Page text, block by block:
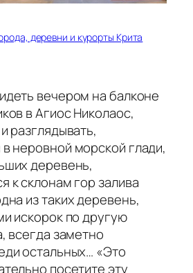
деревни и курорты Крита
вечером на балконе
в Агиос Николаос,
разглядывать,
неровной морской глади,
деревень,
к склонам гор залива
из таких деревень,
искорок по другую
всегда заметно
остальных… «Это
посетите эту